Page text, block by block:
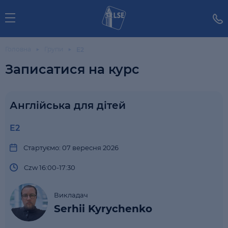
Записатися на курс
Англійська для дітей
E2
Стартуємо: 07 вересня 2026
Czw 16:00-17:30
Викладач
Serhii Kyrychenko